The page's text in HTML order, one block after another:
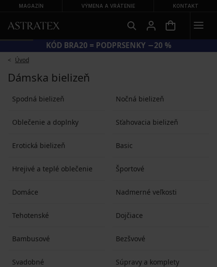
MAGAZÍN VÝMENA A VRÁTENIE KONTAKT
KÓD BRA20 = PODPRSENKY −20 %
Úvod
Dámska bielizeň
Spodná bielizeň Nočná bielizeň
Oblečenie a doplnky Sťahovacia bielizeň
Erotická bielizeň Basic
Hrejivé a teplé oblečenie Športové
Domáce Nadmerné veľkosti
Tehotenské Dojčiace
Bambusové Bezšvové
Svadobné Súpravy a komplety